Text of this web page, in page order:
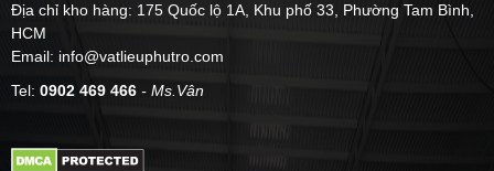
Địa chỉ kho hàng: 175 Quốc lộ 1A, Khu phố 33, Phường Tam Bình,
HCM
Email: info@vatlieuphutro.com
Tel: 0902 469 466 - Ms.Vân